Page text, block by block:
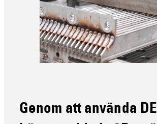
Genom att använda